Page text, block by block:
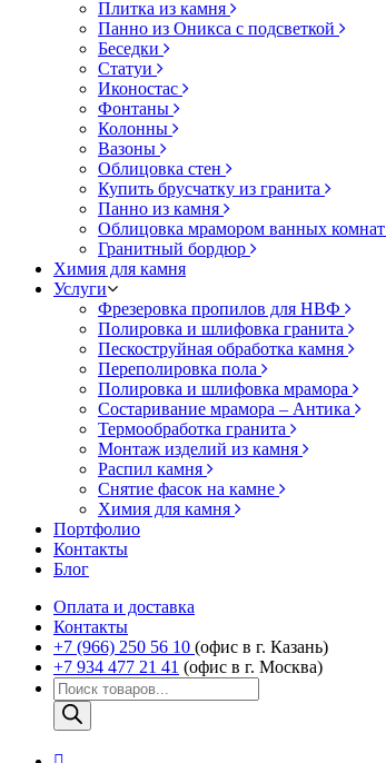
Плитка из камня
Панно из Оникса с подсветкой
Беседки
Статуи
Иконостас
Фонтаны
Колонны
Вазоны
Облицовка стен
Купить брусчатку из гранита
Панно из камня
Облицовка мрамором ванных комнат
Гранитный бордюр
Химия для камня
Услуги
Фрезеровка пропилов для НВФ
Полировка и шлифовка гранита
Пескоструйная обработка камня
Переполировка пола
Полировка и шлифовка мрамора
Состаривание мрамора – Антика
Термообработка гранита
Монтаж изделий из камня
Распил камня
Снятие фасок на камне
Химия для камня
Портфолио
Контакты
Блог
Оплата и доставка
Контакты
+7 (966) 250 56 10 (офис в г. Казань)
+7 934 477 21 41 (офис в г. Москва)
Поиск
товаров